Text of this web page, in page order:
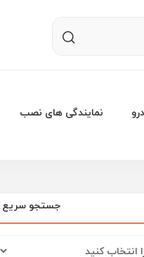
نمایندگی های نصب
جستجو سریع